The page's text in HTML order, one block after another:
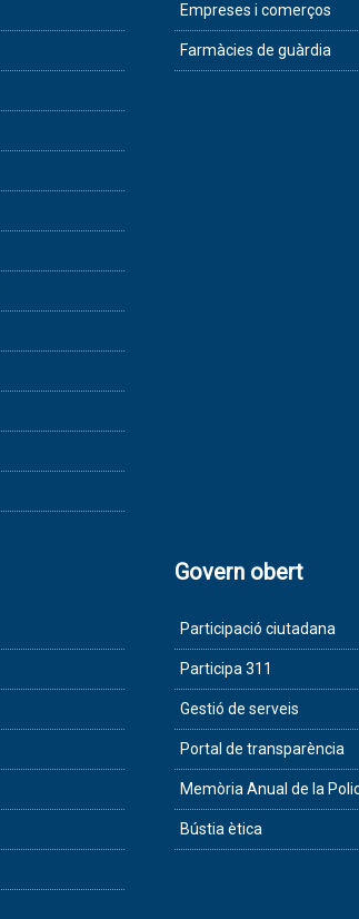
Empreses i comerços
Farmàcies de guàrdia
Govern obert
Participació ciutadana
Participa 311
Gestió de serveis
Portal de transparència
Memòria Anual de la
Bústia ètica